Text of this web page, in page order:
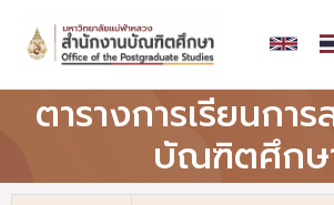
content
ตารางการเรียนกา
บัณฑิตศึกษ